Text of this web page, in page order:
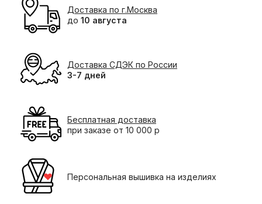
Доставка по г.Москва
до 10 августа
Доставка СДЭК по России
3-7 дней
Бесплатная доставка
при заказе от 10 000 р
Персональная вышивка на изделиях